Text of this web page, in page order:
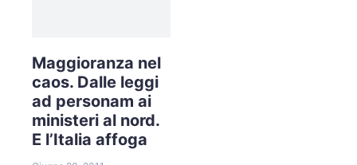
Maggioranza nel
caos. Dalle leggi
ad personam ai
ministeri al nord.
E l’Italia affoga